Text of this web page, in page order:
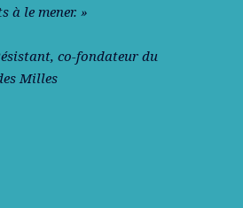
à le mener. »
co-fondateur du
Milles